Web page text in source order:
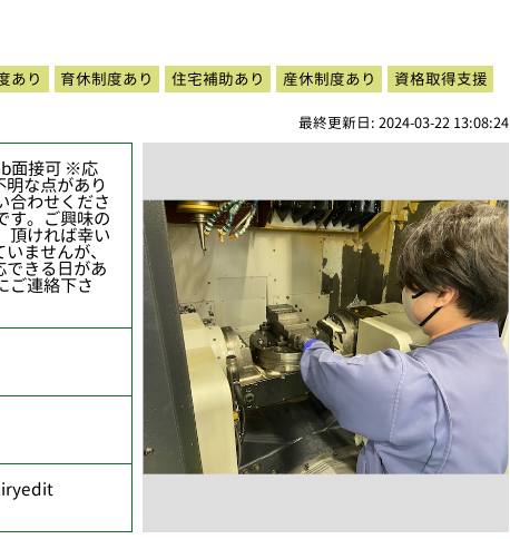
あり 育休制度あり 住宅補助あり 産休制度あり 資格取得支援
最終更新日: 2024-03-22 13:08:24
面接可 ※応
な点があり
わせくださ
す。ご興味の
ければ幸い
ませんが、
きる日があ
連絡下さ